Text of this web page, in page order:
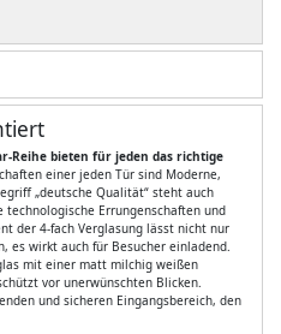
Reihe bieten für jeden das richtige
einer jeden Tür sind Moderne,
„deutsche Qualität“ steht auch
Errungenschaften und
der 4-fach Verglasung lässt nicht nur
es wirkt auch für Besucher einladend.
mit einer matt milchig weißen
vor unerwünschten Blicken.
und sicheren Eingangsbereich, den